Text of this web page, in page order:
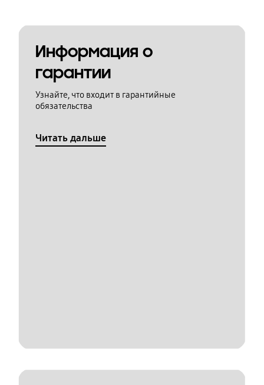
Информация о
гарантии
Узнайте, что входит в гарантийные
обязательства
Читать дальше